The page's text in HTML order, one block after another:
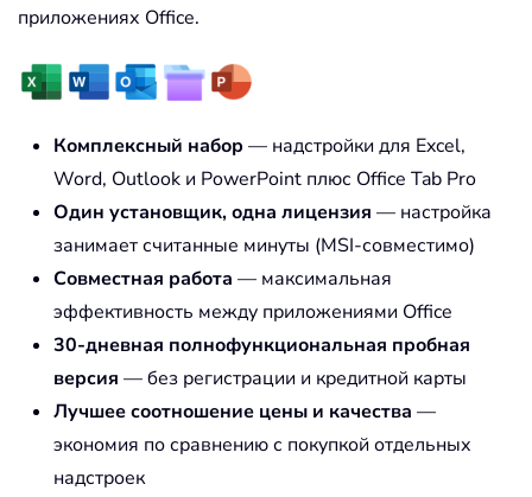
приложениях Office.
Комплексный набор — надстройки для Excel,
Word, Outlook и PowerPoint плюс Office Tab Pro
Один установщик, одна лицензия — настройка
занимает считанные минуты (MSI-совместимо)
Совместная работа — максимальная
эффективность между приложениями Office
30-дневная полнофункциональная пробная
версия — без регистрации и кредитной карты
Лучшее соотношение цены и качества —
экономия по сравнению с покупкой отдельных
надстроек